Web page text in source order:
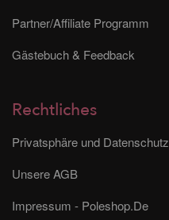
Partner/Affiliate Programm
Gästebuch & Feedback
Rechtliches
Privatsphäre und Datenschutz
Unsere AGB
Impressum - Poleshop.De